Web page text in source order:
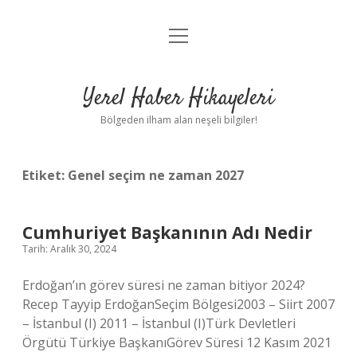
Anasayfa
Yasal Uyarı
menüyü
Yerel Haber Hikayeleri
Bölgeden ilham alan neşeli bilgiler!
Etiket: Genel seçim ne zaman 2027
Cumhuriyet Başkanının Adı Nedir
Tarih: Aralık 30, 2024
Erdoğan’ın görev süresi ne zaman bitiyor 2024?
Recep Tayyip ErdoğanSeçim Bölgesi2003 – Siirt 2007
– İstanbul (I) 2011 – İstanbul (I)Türk Devletleri
Örgütü Türkiye BaşkanıGörev Süresi 12 Kasım 2021